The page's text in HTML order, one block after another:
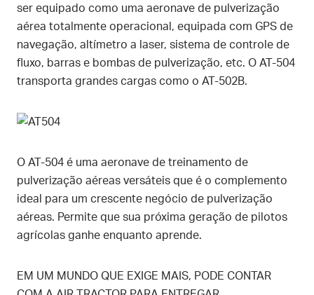
ser equipado como uma aeronave de pulverização
aérea totalmente operacional, equipada com GPS de
navegação, altímetro a laser, sistema de controle de
fluxo, barras e bombas de pulverização, etc. O AT-504
transporta grandes cargas como o AT-502B.
O AT-504 é uma aeronave de treinamento de
pulverização aéreas versáteis que é o complemento
ideal para um crescente negócio de pulverização
aéreas. Permite que sua próxima geração de pilotos
agrícolas ganhe enquanto aprende.
EM UM MUNDO QUE EXIGE MAIS, PODE CONTAR